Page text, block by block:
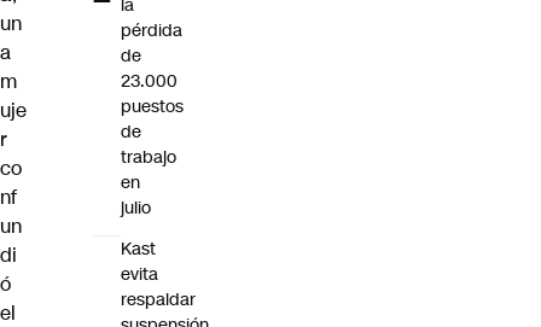
un
a
m
uje
r
co
nf
un
di
ó
el
la
pérdida
de
23.000
puestos
de
trabajo
en
julio
Kast
evita
respaldar